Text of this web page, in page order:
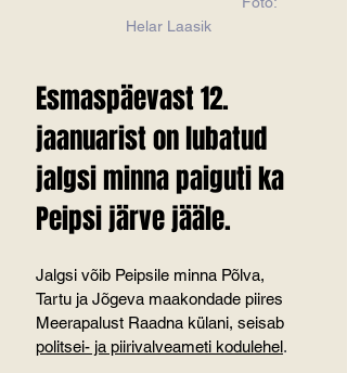
Helar Laasik
Esmaspäevast 12.
jaanuarist on lubatud
jalgsi minna paiguti ka
Peipsi järve jääle.
Jalgsi võib Peipsile minna Põlva,
Tartu ja Jõgeva maakondade piires
Meerapalust Raadna külani, seisab
politsei- ja piirivalveameti kodulehel.